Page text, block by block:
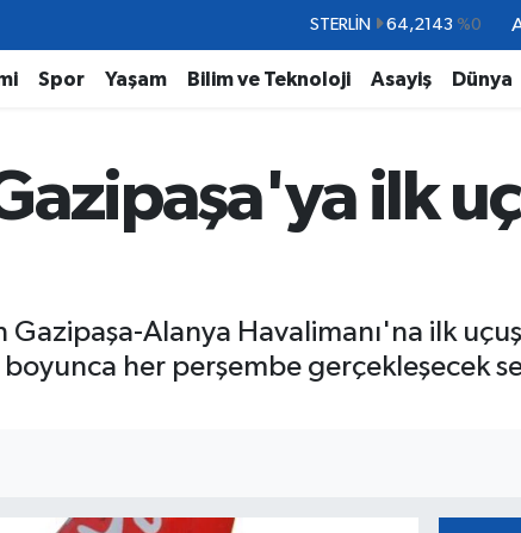
STERLİN 64,2143 %0
GRAM ALTIN 6500.87 %0.12
DOLAR 47,6704
Spor Yaşam Bilim ve Teknoloji Asayiş Dünya
ilk
Alanya Havalimanı'na ilk
boyunca her perşembe gerçekleşecek